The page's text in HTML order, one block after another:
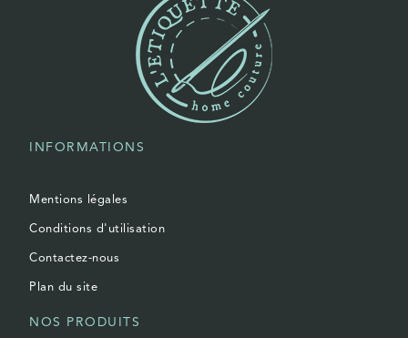
INFORMATIONS
Mentions légales
Conditions d'utilisation
Contactez-nous
Plan du site
NOS PRODUITS